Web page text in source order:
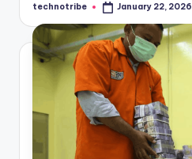
Posted
technotribe January 22, 2026